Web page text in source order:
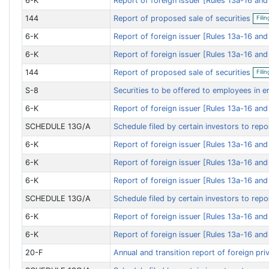
144 Report of proposed sale of securities
6-K
Report of foreign issuer [Rules 13a-16 and
6-K Report of foreign issuer [Rules 13a-16 and
144 Report of proposed sale of securities
S-8
Securities to be offered to employees in
6-K
Report of foreign issuer [Rules 13a-16 and
SCHEDULE 13G/A Schedule filed by certain investors to
6-K
Report of foreign issuer [Rules 13a-16 and
6-K Report of foreign issuer [Rules 13a-16 and
6-K Report of foreign issuer [Rules 13a-16 and
SCHEDULE 13G/A Schedule filed by certain investors to
6-K
Report of foreign issuer [Rules 13a-16 and
6-K Report of foreign issuer [Rules 13a-16 and
20-F Annual and transition report of foreign